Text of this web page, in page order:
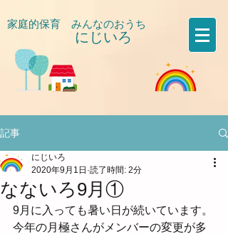
家庭的保育 みんなのおうち
にじいろ
記事
なないろ9月①
にじいろ
2020年9月1日 読了時間: 2分
9月に入っても暑い日が続いています。
今年の月極さんがメンバーの変更が多